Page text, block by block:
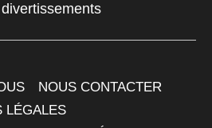
NOUS CONTACTER
LÉGALES